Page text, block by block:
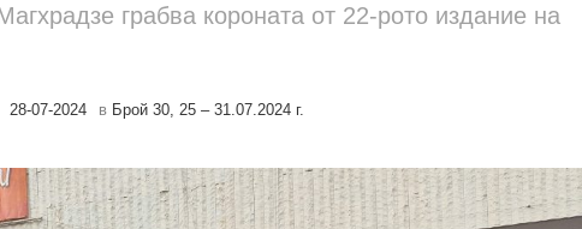
грабва короната от 22-рото издание на
28-07-2024 в Брой 30, 25 – 31.07.2024 г.